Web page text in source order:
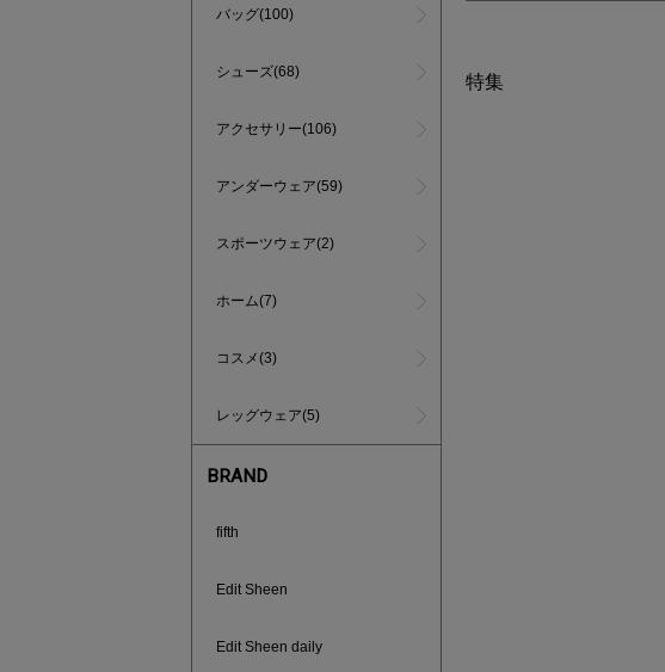
バッグ(100)
シューズ(68)
アクセサリー(106)
アンダーウェア(59)
スポーツウェア(2)
ホーム(7)
コスメ(3)
レッグウェア(5)
BRAND
fifth
Edit Sheen
Edit Sheen daily
特集